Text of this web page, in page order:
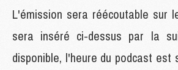
L'émission sera réécoutable sur
sera inséré ci-dessus par la
disponible, l'heure du podcast est